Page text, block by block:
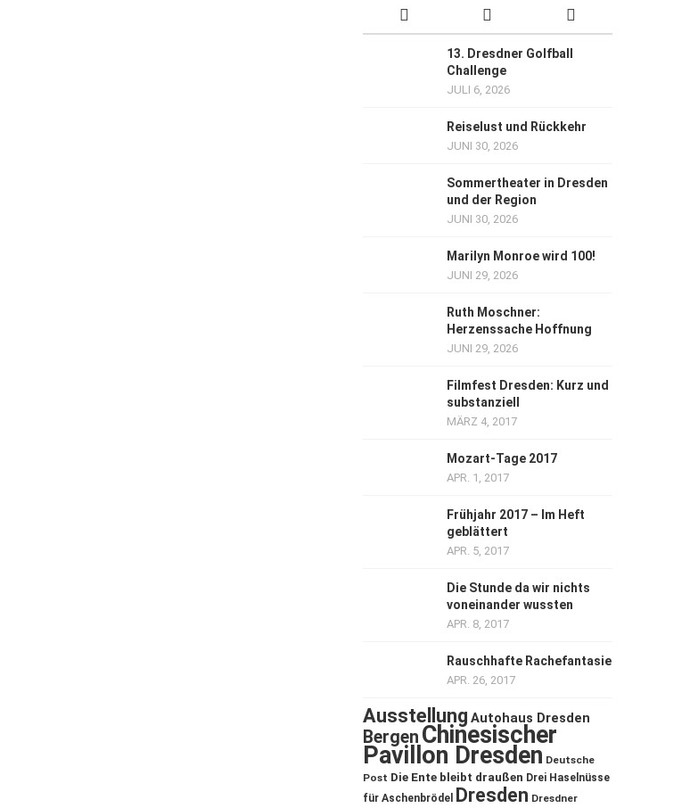
13. Dresdner Golfball
Challenge
JULI 6, 2026
Reiselust und Rückkehr
JUNI 30, 2026
Sommertheater in Dresden
und der Region
JUNI 30, 2026
Marilyn Monroe wird 100!
JUNI 29, 2026
Ruth Moschner:
Herzenssache Hoffnung
JUNI 29, 2026
Filmfest Dresden: Kurz und
substanziell
MÄRZ 4, 2017
Mozart-Tage 2017
APR. 1, 2017
Frühjahr 2017 – Im Heft
geblättert
APR. 5, 2017
Die Stunde da wir nichts
voneinander wussten
APR. 8, 2017
Rauschhafte Rachefantasie
APR. 26, 2017
Ausstellung Autohaus Dresden
Bergen Chinesischer
Pavillon Dresden Deutsche
Post Die Ente bleibt draußen Drei Haselnüsse
für Aschenbrödel
Dresden Dresdner